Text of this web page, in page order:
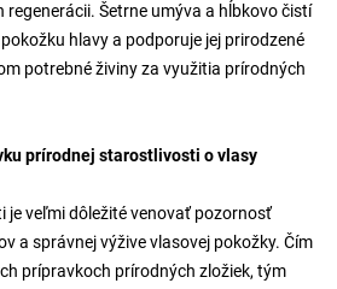
regenerácii. Šetrne umýva a hĺbkovo čistí
hlavy a podporuje jej prirodzené
potrebné živiny za využitia prírodných
prírodnej starostlivosti o vlasy
je veľmi dôležité venovať pozornosť
a správnej výžive vlasovej pokožky. Čím
prípravkoch prírodných zložiek, tým